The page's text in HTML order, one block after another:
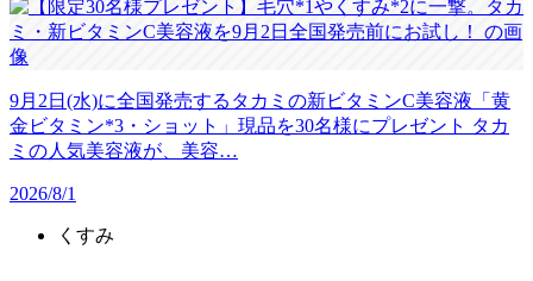
9月2日(水)に全国発売するタカミの新ビタミンC美容液「黄
金ビタミン*3・ショット」現品を30名様にプレゼント タカ
ミの人気美容液が、美容…
2026/8/1
くすみ